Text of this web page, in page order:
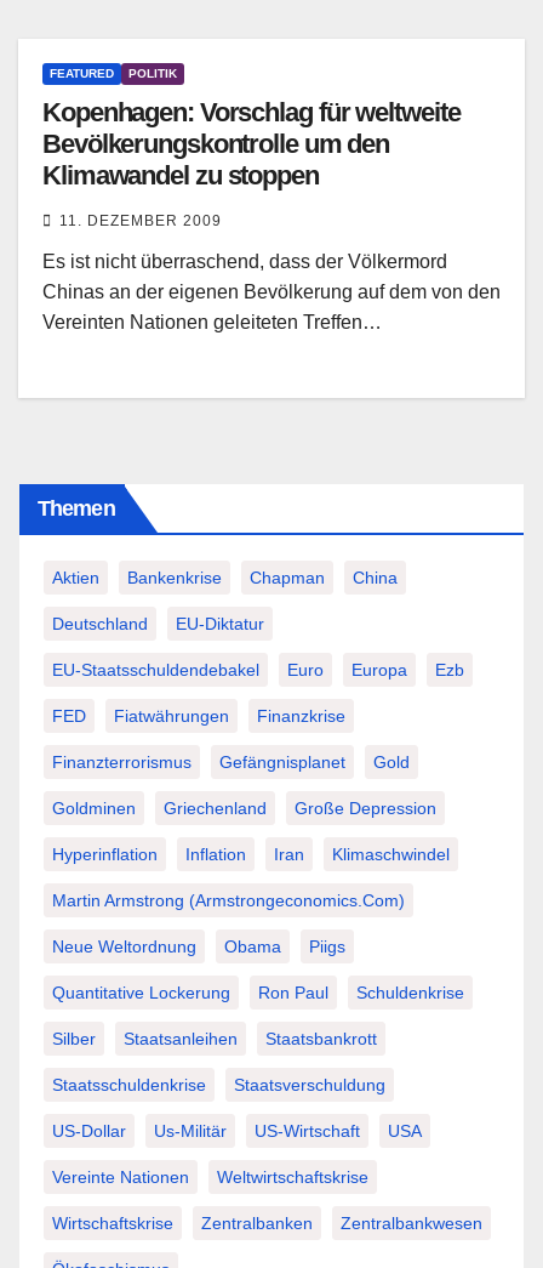
FEATURED POLITIK
Kopenhagen: Vorschlag für weltweite
Bevölkerungskontrolle um den
Klimawandel zu stoppen
11. DEZEMBER 2009
Es ist nicht überraschend, dass der Völkermord
Chinas an der eigenen Bevölkerung auf dem von den
Vereinten Nationen geleiteten Treffen…
Themen
Aktien Bankenkrise Chapman China
Deutschland EU-Diktatur
EU-Staatsschuldendebakel Euro Europa Ezb
FED Fiatwährungen Finanzkrise
Finanzterrorismus Gefängnisplanet Gold
Goldminen Griechenland Große Depression
Hyperinflation Inflation Iran Klimaschwindel
Martin Armstrong (Armstrongeconomics.com)
Neue Weltordnung Obama Piigs
Quantitative Lockerung Ron Paul Schuldenkrise
Silber Staatsanleihen Staatsbankrott
Staatsschuldenkrise Staatsverschuldung
US-Dollar Us-Militär US-Wirtschaft USA
Vereinte Nationen Weltwirtschaftskrise
Wirtschaftskrise Zentralbanken Zentralbankwesen